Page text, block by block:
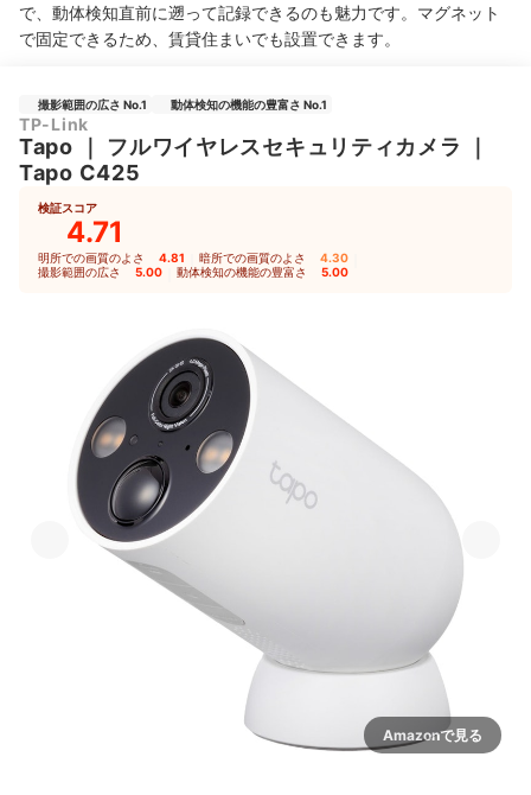
で、 動体検知直前に遡って記録できるのも魅力です。 マグネット
で固定できるため、 賃貸住まいでも設置できます。
撮影範囲の広さ No.1 動体検知の機能の豊富さ No.1
TP-Link
Tapo ｜ フルワイヤレスセキュリティカメラ
｜
Tapo C425
検証スコア
4.71
明所での画質のよさ 4.81 暗所での画質のよさ 4.30
撮影範囲の広さ 5.00 動体検知の機能の豊富さ 5.00
Amazonで見る